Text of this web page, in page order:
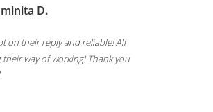
D.
on their reply and reliable! All
way of working! Thank you